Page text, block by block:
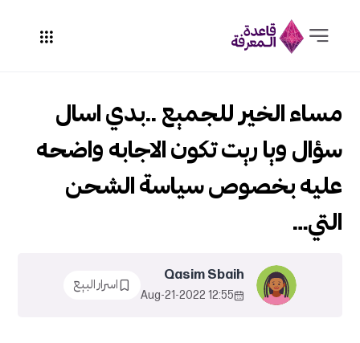
مساء الخير للجميع ..بدي اسال
سؤال ويا ريت تكون الاجابه واضحه
عليه بخصوص سياسة الشحن
التي…
Qasim Sbaih
12:55 2022-Aug-21
اسرار البيع